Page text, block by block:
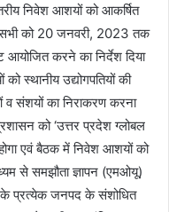
निवेश आशयों को आकर्षित
सभी को 20 जनवरी, 2023 तक
करने का निर्देश दिया
स्थानीय उद्योगपतियों की
संशयों का निराकरण करना
को ‘उत्तर प्रदेश ग्लोबल
एवं बैठक में निवेश आशयों को
से समझौता ज्ञापन (एमओयू)
के प्रत्येक जनपद के संशोधित